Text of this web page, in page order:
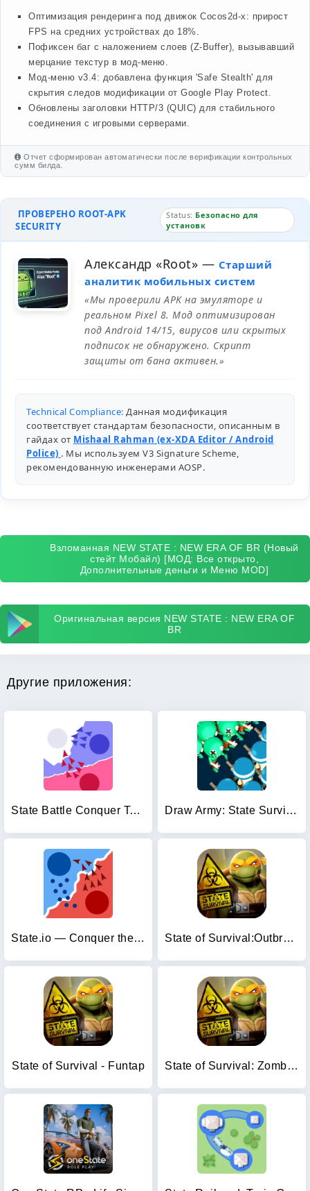
Оптимизация рендеринга под движок Cocos2d-x: прирост
FPS на средних устройствах до 18%.
Пофиксен баг с наложением слоев (Z-Buffer), вызывавший
мерцание текстур в мод-меню.
Мод-меню v3.4: добавлена функция 'Safe Stealth' для
скрытия следов модификации от Google Play Protect.
Обновлены заголовки HTTP/3 (QUIC) для стабильного
соединения с игровыми серверами.
Отчет сформирован автоматически после верификации контрольных
сумм билда.
ПРОВЕРЕНО ROOT-APK
SECURITY
Status: Безопасно для
установк
Александр «Root» — Старший
аналитик мобильных систем
«Мы проверили APK на эмуляторе и
реальном Pixel 8. Мод оптимизирован
под Android 14/15, вирусов или скрытых
подписок не обнаружено. Скрипт
защиты от бана активен.»
Technical Compliance: Данная модификация
соответствует стандартам безопасности, описанным в
гайдах от Mishaal Rahman (ex-XDA Editor / Android
Police) . Мы используем V3 Signature Scheme,
рекомендованную инженерами AOSP.
Взломанная NEW STATE : NEW ERA OF BR (Новый
стейт Мобайл) [МОД: Все открыто,
Дополнительные деньги и Меню MOD]
Оригинальная версия NEW STATE : NEW ERA OF
BR
Другие приложения:
State Battle Conquer Territory Draw Army: State Survivor
State.io — Conquer the World State of Survival:Outbreak
State of Survival - Funtap State of Survival: Zombie War